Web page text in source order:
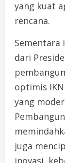
yang kuat
rencana.
Sementara
dari
optimis
yang
juga
inovasi,